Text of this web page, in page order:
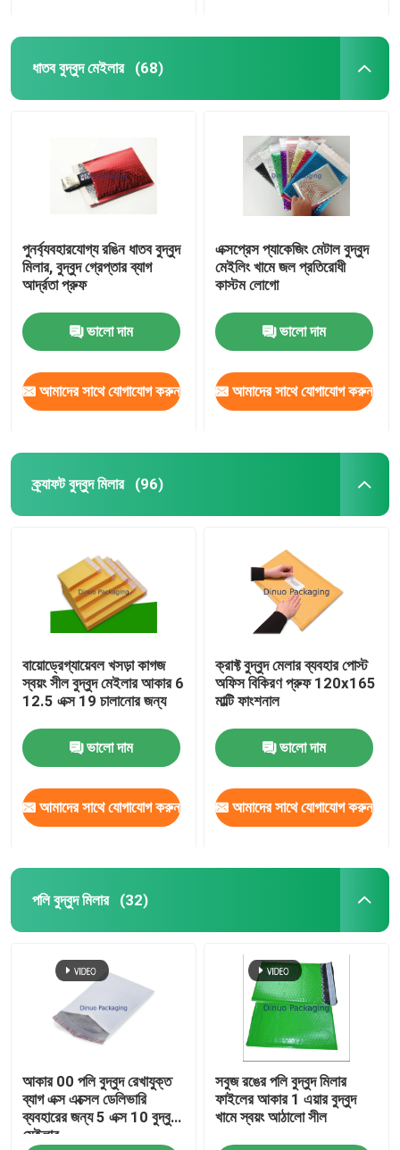
ধাতব বুদ্বুদ মেইলার (68)
পুনর্ব্যবহারযোগ্য রঙিন ধাতব বুদ্বুদ
মিলার, বুদ্বুদ গ্রেপ্তার ব্যাগ
আর্দ্রতা প্রুফ
ভালো দাম
আমাদের সাথে যোগাযোগ করুন
এক্সপ্রেস প্যাকেজিং মেটাল বুদ্বুদ
মেইলিং খামে জল প্রতিরোধী
কাস্টম লোগো
ভালো দাম
আমাদের সাথে যোগাযোগ করুন
ক্র্যাফট বুদ্বুদ মিলার (96)
বায়োড্রেগ্যায়েবল খসড়া কাগজ
স্বয়ং সীল বুদ্বুদ মেইলার আকার 6
12.5 এক্স 19 চালানোর জন্য
ভালো দাম
আমাদের সাথে যোগাযোগ করুন
ক্রাফ্ট বুদ্বুদ মেলার ব্যবহার পোস্ট
অফিস বিকিরণ প্রুফ 120x165
মাল্টি ফাংশনাল
ভালো দাম
আমাদের সাথে যোগাযোগ করুন
পলি বুদ্বুদ মিলার (32)
আকার 00 পলি বুদ্বুদ রেখাযুক্ত
ব্যাগ এক্স এক্সেল ডেলিভারি
ব্যবহারের জন্য 5 এক্স 10 বুদ্বুদ
মেইলার
সবুজ রঙের পলি বুদ্বুদ মিলার
ফাইলের আকার 1 এয়ার বুদ্বুদ
খামে স্বয়ং আঠালো সীল